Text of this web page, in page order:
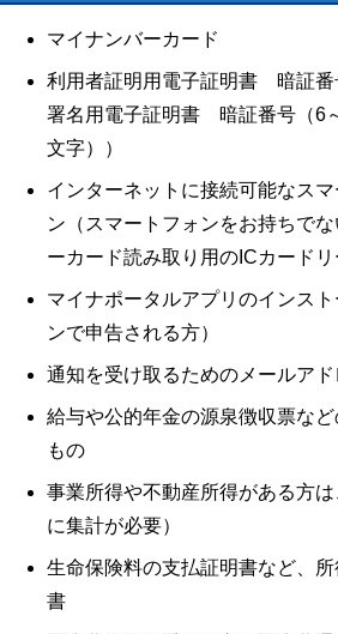
マイナンバーカード
利用者証明用電子証明書 暗証番
署名用電子証明書 暗証番号（6
文字））
インターネットに接続可能なス
ン（スマートフォンをお持ちで
ーカード読み取り用のICカードリ
マイナポータルアプリのインス
ンで申告される方）
通知を受け取るためのメールアド
給与や公的年金の源泉徴収票な
もの
事業所得や不動産所得がある方
に集計が必要）
生命保険料の支払証明書など、
書